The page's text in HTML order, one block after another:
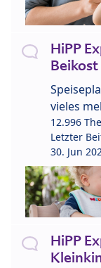
HiPP
Beikost
vieles
12.996
Letzter
30. Jun
HiPP